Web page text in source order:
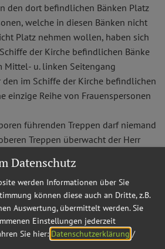
den dort befindlichen Bänken Platz
welche in diesen Bänken nicht
Platz nehmen wollen, haben sich
der Kirche befindlichen Bänke
Mittel- u. linken Seitengang
im Schiffe der Kirche befindlichen
einzige Reihe von Frauenspersonen
führenden Treppen darf niemand
Treppen überwacht der Herr
nur die Mitwirkenden Zutritt, wofür
wird.
Herrn Chorregenten zu
hat diese
Polizeisoldat im Auftrage des
u. die Widerspenstigen dem
Datenschutz
werden Informationen über Sie
können diese auch an Dritte, z.B.
Auswertung, übermittelt werden. Sie
Einstellungen jederzeit
Sie hier: Datenschutzerklärung /